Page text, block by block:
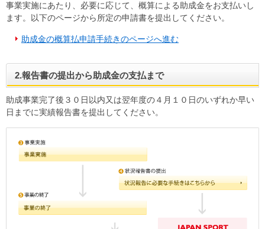
事業実施にあたり、必要に応じて、概算による助成金をお支払いし
ます。以下のページから所定の申請書を提出してください。
助成金の概算払申請手続きのページへ進む
2.報告書の提出から助成金の支払まで
助成事業完了後３０日以内又は翌年度の４月１０日のいずれか早い
日までに実績報告書を提出してください。